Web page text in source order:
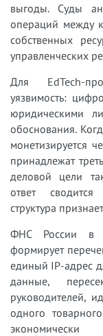
выгоды. Суды
операций между
собственных
управленческих
Для EdTech-
уязвимость:
юридическими
обоснования.
монетизируется
принадлежат
деловой цели
ответ
структура
ФНС России в
формирует
единый IP-адрес
данные,
руководителей,
одного
экономически